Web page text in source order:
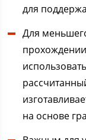
для
Для
на основе